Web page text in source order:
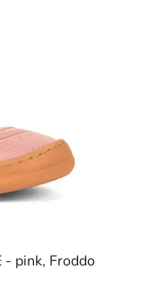
- pink, Froddo